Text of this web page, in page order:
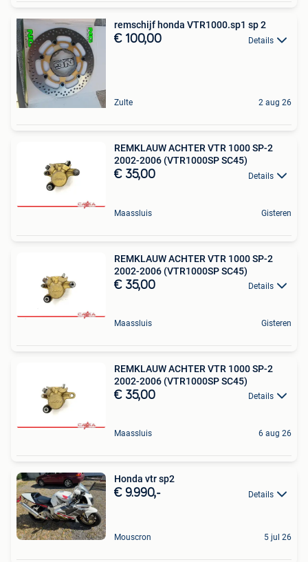
remschijf honda VTR1000.sp1 sp 2
€ 100,00 Details
Zulte 2 aug 26
REMKLAUW ACHTER VTR 1000 SP-2
2002-2006 (VTR1000SP SC45)
€ 35,00 Details
Maassluis Gisteren
REMKLAUW ACHTER VTR 1000 SP-2
2002-2006 (VTR1000SP SC45)
€ 35,00 Details
Maassluis Gisteren
REMKLAUW ACHTER VTR 1000 SP-2
2002-2006 (VTR1000SP SC45)
€ 35,00 Details
Maassluis 6 aug 26
Honda vtr sp2
€ 9.990,- Details
Mouscron 5 jul 26